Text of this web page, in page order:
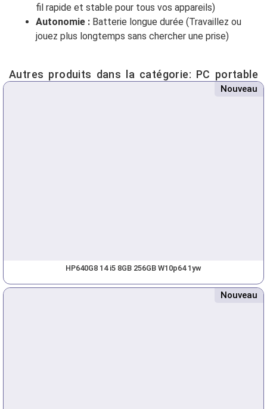
fil rapide et stable pour tous vos appareils)
Autonomie : Batterie longue durée (Travaillez ou
jouez plus longtemps sans chercher une prise)
Autres produits dans la catégorie: PC portable
Nouveau
HP640G8 14 i5 8GB 256GB W10p64 1yw
Nouveau